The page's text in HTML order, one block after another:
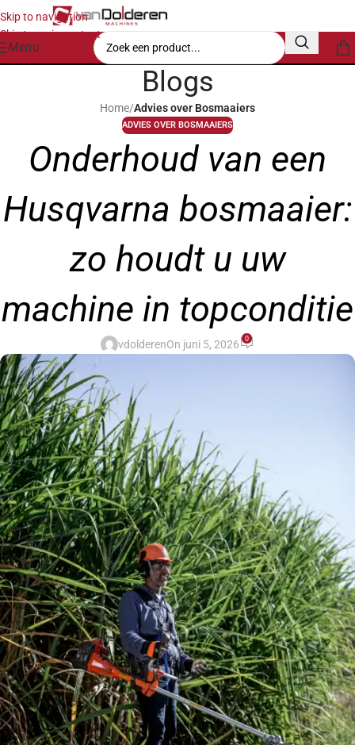
Skip to navigation
Skip to main content
Menu
Blogs
Home/Advies over Bosmaaiers
ADVIES OVER BOSMAAIERS
Onderhoud van een
Husqvarna bosmaaier:
zo houdt u uw
machine in topconditie
vdolderenOn juni 5, 2026 0